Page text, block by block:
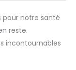
pour notre santé
reste.
incontournables